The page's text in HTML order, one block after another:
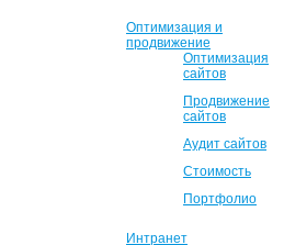
Оптимизация и
продвижение
Оптимизация
сайтов
Продвижение
сайтов
Аудит сайтов
Стоимость
Портфолио
Интранет